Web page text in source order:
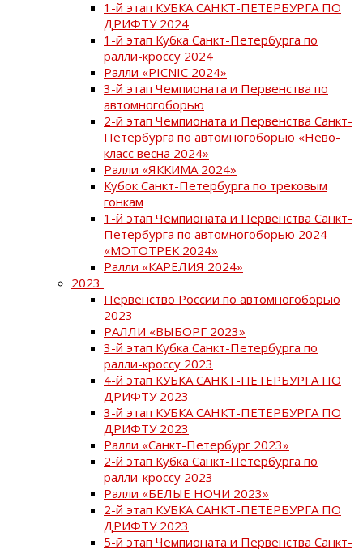
1-й этап КУБКА САНКТ-ПЕТЕРБУРГА ПО
ДРИФТУ 2024
1-й этап Кубка Санкт-Петербурга по
ралли-кроссу 2024
Ралли «PICNIC 2024»
3-й этап Чемпионата и Первенства по
автомногоборью
2-й этап Чемпионата и Первенства Санкт-
Петербурга по автомногоборью «Нево-
класс весна 2024»
Ралли «ЯККИМА 2024»
Кубок Санкт-Петербурга по трековым
гонкам
1-й этап Чемпионата и Первенства Санкт-
Петербурга по автомногоборью 2024 —
«МОТОТРЕК 2024»
Ралли «КАРЕЛИЯ 2024»
2023
Первенство России по автомногоборью
2023
РАЛЛИ «ВЫБОРГ 2023»
3-й этап Кубка Санкт-Петербурга по
ралли-кроссу 2023
4-й этап КУБКА САНКТ-ПЕТЕРБУРГА ПО
ДРИФТУ 2023
3-й этап КУБКА САНКТ-ПЕТЕРБУРГА ПО
ДРИФТУ 2023
Ралли «Санкт-Петербург 2023»
2-й этап Кубка Санкт-Петербурга по
ралли-кроссу 2023
Ралли «БЕЛЫЕ НОЧИ 2023»
2-й этап КУБКА САНКТ-ПЕТЕРБУРГА ПО
ДРИФТУ 2023
5-й этап Чемпионата и Первенства Санкт-